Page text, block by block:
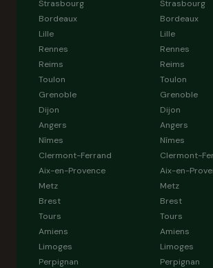
Strasbourg
Bordeaux
Lille
Rennes
Reims
Toulon
Grenoble
Dijon
Angers
Nîmes
Clermont-Ferrand
Aix-en-Provence
Metz
Brest
Tours
Amiens
Limoges
Perpignan
Strasbourg
Bordeaux
Lille
Rennes
Reims
Toulon
Grenoble
Dijon
Angers
Nîmes
Clermont-
Aix-en-
Metz
Brest
Tours
Amiens
Limoges
Perpignan